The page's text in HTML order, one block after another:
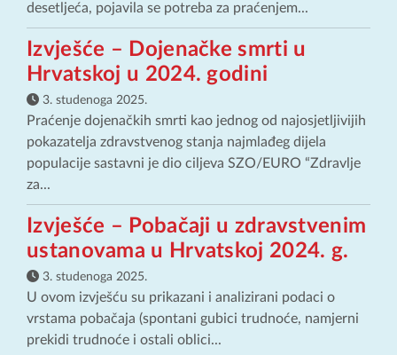
desetljeća, pojavila se potreba za praćenjem...
Izvješće – Dojenačke smrti u
Hrvatskoj u 2024. godini
3. studenoga 2025.
Praćenje dojenačkih smrti kao jednog od najosjetljivijih
pokazatelja zdravstvenog stanja najmlađeg dijela
populacije sastavni je dio ciljeva SZO/EURO “Zdravlje
za...
Izvješće – Pobačaji u zdravstvenim
ustanovama u Hrvatskoj 2024. g.
3. studenoga 2025.
U ovom izvješću su prikazani i analizirani podaci o
vrstama pobačaja (spontani gubici trudnoće, namjerni
prekidi trudnoće i ostali oblici...